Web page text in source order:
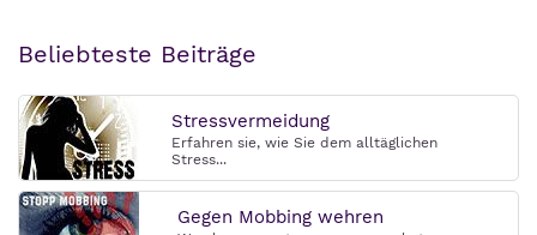
Beliebteste Beiträge
Stressvermeidung
Erfahren sie, wie Sie dem alltäglichen
Stress...
Gegen Mobbing wehren